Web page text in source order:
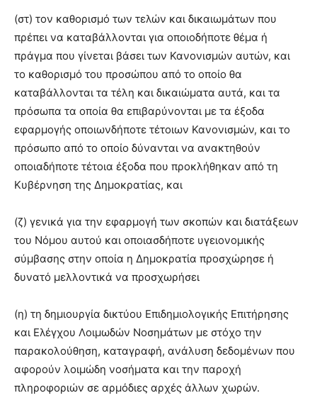
(στ) τον καθορισμό των τελών και δικαιωμάτων που
πρέπει να καταβάλλονται για οποιοδήποτε θέμα ή
πράγμα που γίνεται βάσει των Κανονισμών αυτών, και
το καθορισμό του προσώπου από το οποίο θα
καταβάλλονται τα τέλη και δικαιώματα αυτά, και τα
πρόσωπα τα οποία θα επιβαρύνονται με τα έξοδα
εφαρμογής οποιωνδήποτε τέτοιων Κανονισμών, και το
πρόσωπο από το οποίο δύνανται να ανακτηθούν
οποιαδήποτε τέτοια έξοδα που προκλήθηκαν από τη
Κυβέρνηση της Δημοκρατίας, και
(ζ) γενικά για την εφαρμογή των σκοπών και διατάξεων
του Νόμου αυτού και οποιασδήποτε υγειονομικής
σύμβασης στην οποία η Δημοκρατία προσχώρησε ή
δυνατό μελλοντικά να προσχωρήσει
(η) τη δημιουργία δικτύου Επιδημιολογικής Επιτήρησης
και Ελέγχου Λοιμωδών Νοσημάτων με στόχο την
παρακολούθηση, καταγραφή, ανάλυση δεδομένων που
αφορούν λοιμώδη νοσήματα και την παροχή
πληροφοριών σε αρμόδιες αρχές άλλων χωρών.